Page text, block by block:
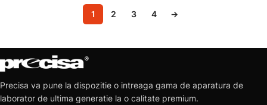
1 2 3 4 →
Precisa va pune la dispozitie o intreaga gama de aparatura de
laborator de ultima generatie la o calitate premium.